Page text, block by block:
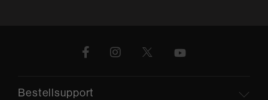
Bestellsupport